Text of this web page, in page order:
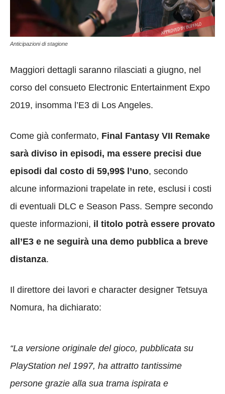
Anticipazioni di stagione
Maggiori dettagli saranno rilasciati a giugno, nel
corso del consueto Electronic Entertainment Expo
2019, insomma l’E3 di Los Angeles.
Come già confermato, Final Fantasy VII Remake
sarà diviso in episodi, ma essere precisi due
episodi dal costo di 59,99$ l’uno, secondo
alcune informazioni trapelate in rete, esclusi i costi
di eventuali DLC e Season Pass. Sempre secondo
queste informazioni, il titolo potrà essere provato
all’E3 e ne seguirà una demo pubblica a breve
distanza.
Il direttore dei lavori e character designer Tetsuya
Nomura, ha dichiarato:
“La versione originale del gioco, pubblicata su
PlayStation nel 1997, ha attratto tantissime
persone grazie alla sua trama ispirata e